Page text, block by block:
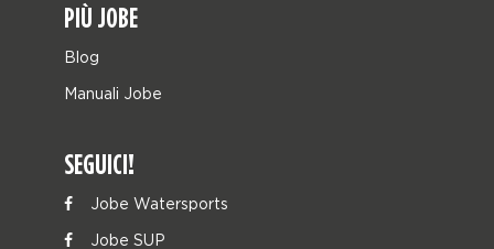
PIÙ JOBE
Blog
Manuali Jobe
SEGUICI!
Jobe Watersports
Jobe SUP